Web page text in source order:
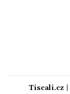
Tiscali.cz